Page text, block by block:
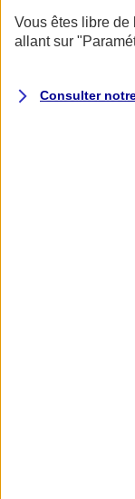
Vous êtes libre de
allant sur
Consulter